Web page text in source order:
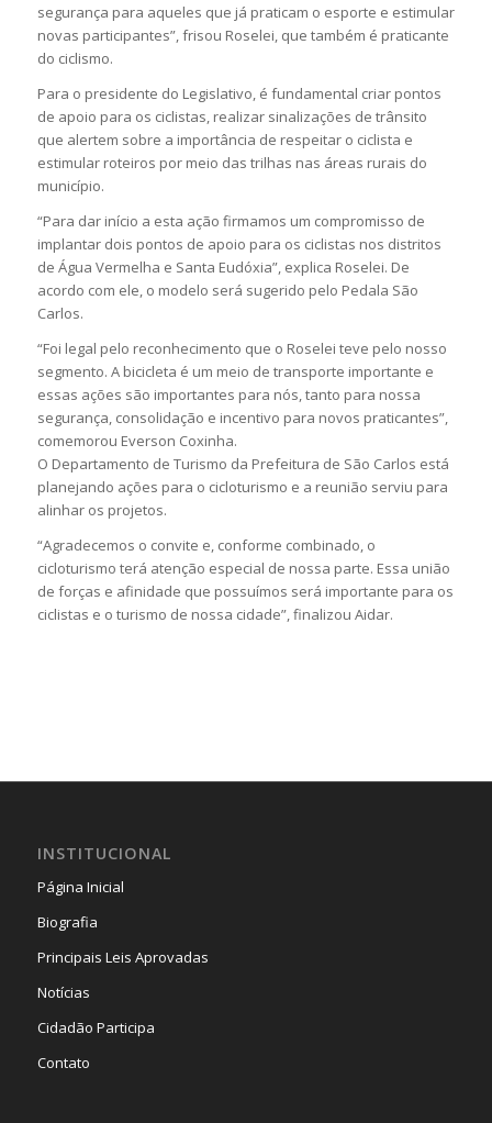
segurança para aqueles que já praticam o esporte e estimular
novas participantes”, frisou Roselei, que também é praticante
do ciclismo.
Para o presidente do Legislativo, é fundamental criar pontos
de apoio para os ciclistas, realizar sinalizações de trânsito
que alertem sobre a importância de respeitar o ciclista e
estimular roteiros por meio das trilhas nas áreas rurais do
município.
“Para dar início a esta ação firmamos um compromisso de
implantar dois pontos de apoio para os ciclistas nos distritos
de Água Vermelha e Santa Eudóxia”, explica Roselei. De
acordo com ele, o modelo será sugerido pelo Pedala São
Carlos.
“Foi legal pelo reconhecimento que o Roselei teve pelo nosso
segmento. A bicicleta é um meio de transporte importante e
essas ações são importantes para nós, tanto para nossa
segurança, consolidação e incentivo para novos praticantes”,
comemorou Everson Coxinha.
O Departamento de Turismo da Prefeitura de São Carlos está
planejando ações para o cicloturismo e a reunião serviu para
alinhar os projetos.
“Agradecemos o convite e, conforme combinado, o
cicloturismo terá atenção especial de nossa parte. Essa união
de forças e afinidade que possuímos será importante para os
ciclistas e o turismo de nossa cidade”, finalizou Aidar.
INSTITUCIONAL
Página Inicial
Biografia
Principais Leis Aprovadas
Notícias
Cidadão Participa
Contato